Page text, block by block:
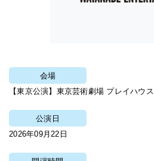
会場
【東京公演】東京芸術劇場 プレイハウス
公演日
2026年09月22日